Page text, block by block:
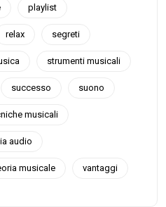
playlist
relax segreti
strumenti musicali
successo suono
musicali
audio
musicale vantaggi